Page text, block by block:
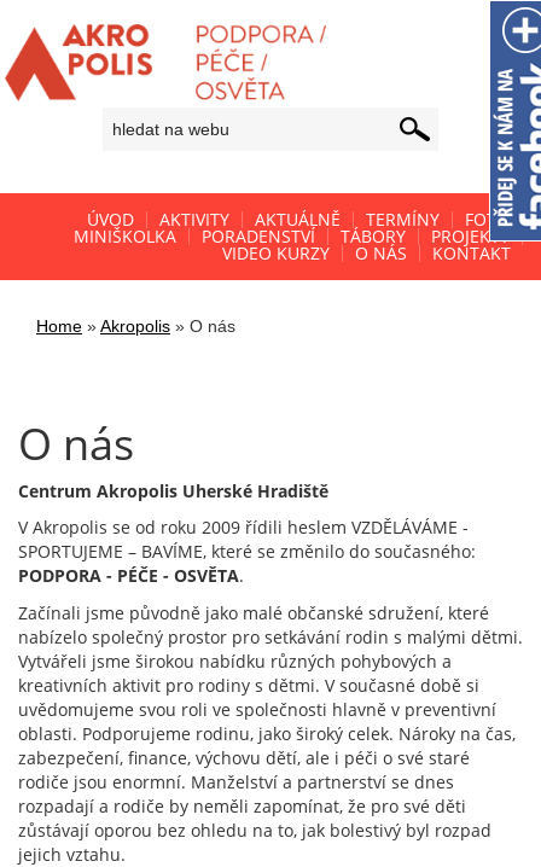
ÚVOD AKTIVITY AKTUÁLNĚ TERMÍNY FOTO
MINIŠKOLKA PORADENSTVÍ TÁBORY PROJEKTY
VIDEO KURZY O NÁS KONTAKT
Home »Akropolis » O nás
O nás
Centrum Akropolis Uherské Hradiště
V Akropolis se od roku 2009 řídili heslem VZDĚLÁVÁME -
SPORTUJEME – BAVÍME, které se změnilo do současného:
PODPORA - PÉČE - OSVĚTA.
Začínali jsme původně jako malé občanské sdružení, které
nabízelo společný prostor pro setkávání rodin s malými dětmi.
Vytvářeli jsme širokou nabídku různých pohybových a
kreativních aktivit pro rodiny s dětmi. V současné době si
uvědomujeme svou roli ve společnosti hlavně v preventivní
oblasti. Podporujeme rodinu, jako široký celek. Nároky na čas,
zabezpečení, finance, výchovu dětí, ale i péči o své staré
rodiče jsou enormní. Manželství a partnerství se dnes
rozpadají a rodiče by neměli zapomínat, že pro své děti
zůstávají oporou bez ohledu na to, jak bolestivý byl rozpad
jejich vztahu.